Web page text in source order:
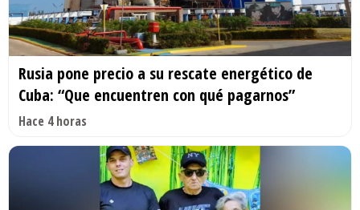
Rusia pone precio a su rescate energético de
Cuba: “Que encuentren con qué pagarnos”
Hace 4 horas